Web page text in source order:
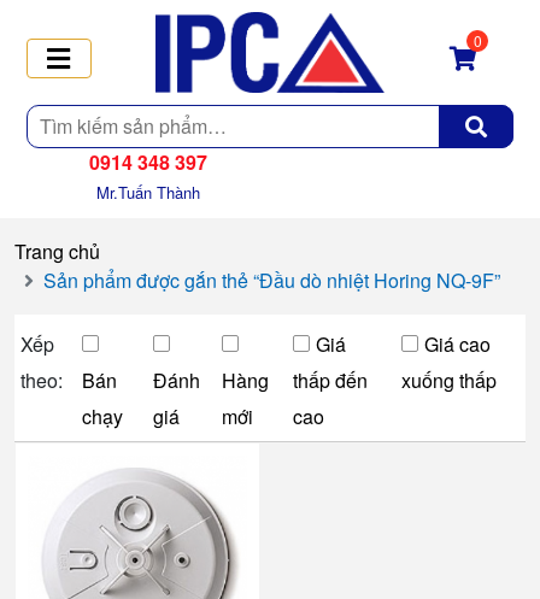
Tìm
kiếm
0
0914 348 397
Mr.Tuấn Thành
Trang chủ
Sản phẩm được gắn thẻ “Đầu dò nhiệt Horing NQ-9F”
Xếp
theo:
Bán
chạy
Đánh
giá
Hàng
mới
Giá
thấp đến
cao
Giá cao
xuống thấp